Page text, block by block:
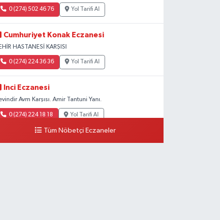
0 (274) 502 46 76 Yol Tarifi Al
Cumhuriyet Konak Eczanesi
HASTANESİ KARŞISI
0 (274) 224 36 36 Yol Tarifi Al
Inci Eczanesi
Avm Karşısı. Amir Tantuni Yanı.
0 (274) 224 18 18 Yol Tarifi Al
Tüm Nöbetçi Eczaneler